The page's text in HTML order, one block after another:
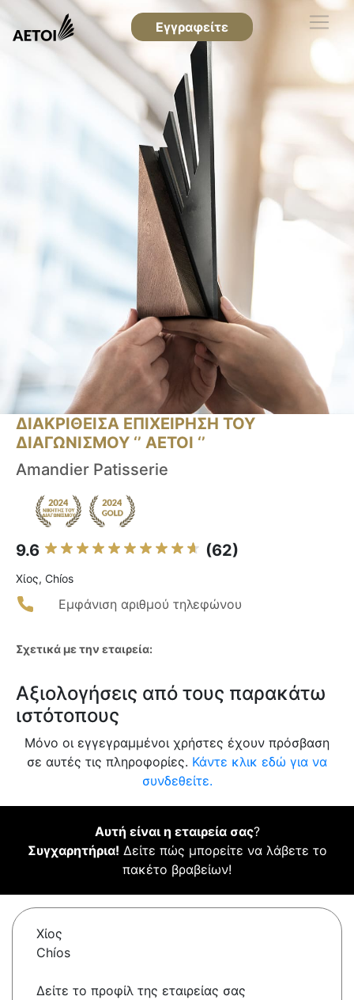
Εγγραφείτε
ΔΙΑΚΡΙΘΕΙΣΑ ΕΠΙΧΕΙΡΗΣΗ ΤΟΥ
ΔΙΑΓΩΝΙΣΜΟΥ ‘’ ΑΕΤΟΙ ‘’
Amandier Patisserie
9.6 (62)
Χίος, Chíos
Εμφάνιση αριθμού τηλεφώνου
Σχετικά με την εταιρεία:
Αξιολογήσεις από τους παρακάτω
ιστότοπους
Μόνο οι εγγεγραμμένοι χρήστες έχουν πρόσβαση
σε αυτές τις πληροφορίες. Κάντε κλικ εδώ για να
συνδεθείτε.
Αυτή είναι η εταιρεία σας?
Συγχαρητήρια! Δείτε πώς μπορείτε να λάβετε το
πακέτο βραβείων!
Χίος
Chíos
Δείτε το προφίλ της εταιρείας σας